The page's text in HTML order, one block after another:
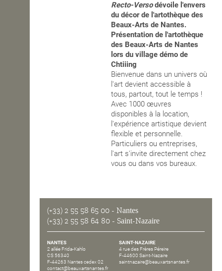
Recto-Versodévoile l'envers
du décor de l'artothèque des
Beaux-Arts de Nantes.
Présentation de l'artothèque
des Beaux-Arts de Nantes
lors du village démo de
Chtiiing
Bienvenue dans un univers où
l'art devient accessible à
tous, partout, tout le temps !
Avec 1000 œuvres
disponibles à la location,
l'expérience artistique devient
flexible et personnelle.
Particuliers ou entreprises,
l'art s'invite directement chez
vous ou dans vos bureaux.
(+33) 2 55 58 65 00 - Nantes
(+33) 2 55 58 64 80 - Saint-Nazaire
NANTES
2 allée Frida-Kahlo
CS 56340
F-44263 Nantes cedex 02
contact@beauxartsnantes.fr
SAINT-NAZAIRE
4 rue des Frères Péreire
F-44600 Saint-Nazaire
saintnazaire@beauxartsnantes.fr